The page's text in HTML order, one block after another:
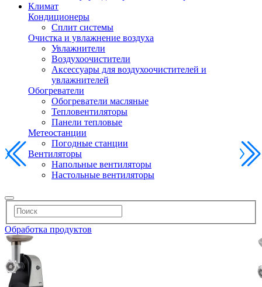
Климат
Кондиционеры
Сплит системы
Очистка и увлажнение воздуха
Увлажнители
Воздухоочистители
Аксессуары для воздухоочистителей и
увлажнителей
Обогреватели
Обогреватели масляные
Тепловентиляторы
Панели тепловые
Метеостанции
Погодные станции
Вентиляторы
Напольные вентиляторы
Настольные вентиляторы
Обработка продуктов